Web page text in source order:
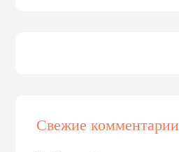
Свежие комментарии